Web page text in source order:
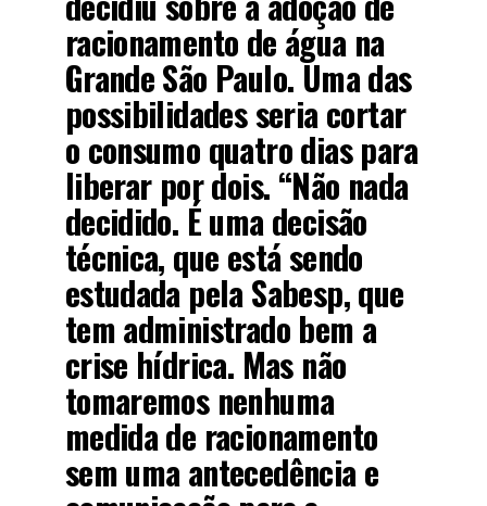
racionamento de água na
Grande São Paulo. Uma das
possibilidades seria cortar
o consumo quatro dias para
liberar por dois. “Não nada
decidido. É uma decisão
técnica, que está sendo
estudada pela Sabesp, que
tem administrado bem a
crise hídrica. Mas não
tomaremos nenhuma
medida de racionamento
sem uma antecedência e